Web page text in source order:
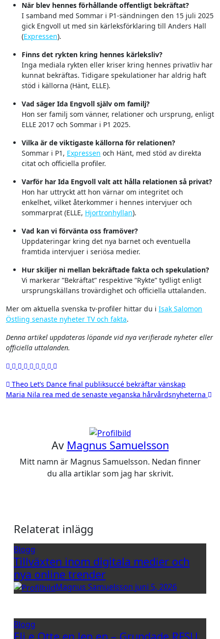
När blev hennes förhållande offentligt bekräftat?
I samband med Sommar i P1-sändningen den 15 juli 2025
gick Engvoll ut med sin kärleksförklaring till Anders Hall
(Expressen).
Finns det rykten kring hennes kärleksliv?
Inga mediala rykten eller kriser kring hennes privatliv har
kunnat bekräftas. Tidigare spekulationer har aldrig haft
stöd i källorna (Hänt, ELLE).
Vad säger Ida Engvoll själv om familj?
Hon ser familj som vänner, relationer och ursprung, enligt
ELLE 2017 och Sommar i P1 2025.
Vilka är de viktigaste källorna för relationen?
Sommar i P1, Expressen och Hänt, med stöd av direkta
citat och officiella profiler.
Varför har Ida Engvoll valt att hålla relationen så privat?
Hon har uttryckt att hon värnar om integritet och
enkelhet, vilket återkommer i hennes intervjuer och
sommarprat (ELLE, Hjortronhyllan).
Vad kan vi förvänta oss framöver?
Uppdateringar kring det nya barnet och eventuella
framtida intervjuer i seriösa medier.
Hur skiljer ni mellan bekräftade fakta och spekulation?
Vi markerar ”Bekräftat” respektive ”Rykte” tydligt enligt
ursprungskällans trovärdighet och officiella uttalanden.
Mer om aktuella svenska tv-profiler hittar du i Isak Salomon
Östling senaste nyheter TV och fakta.
Denna artikel uppdateras löpande vid nya verifierade nyheter eller
officiella uttalanden.
Inläggsnavigering
Theo Let’s Dance final publiksuccé bekräftar vänskap
Maria Nila rea med de senaste veganska hårvårdsnyheterna
Av Magnus Samuelsson
Mitt namn är Magnus Samuelsson. Nedan finner
du alla artiklar som jag har skrivit.
Relaterat inlägg
Blogg
Tillväxten inom digitala medier och
nya online trender
Magnus Samuelsson juni 5, 2026
Blogg